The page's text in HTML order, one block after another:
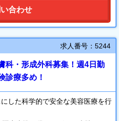
合わせ
求人番号：5244
科・形成外科募集！週4日勤
診療多め！
した科学的で安全な美容医療を行